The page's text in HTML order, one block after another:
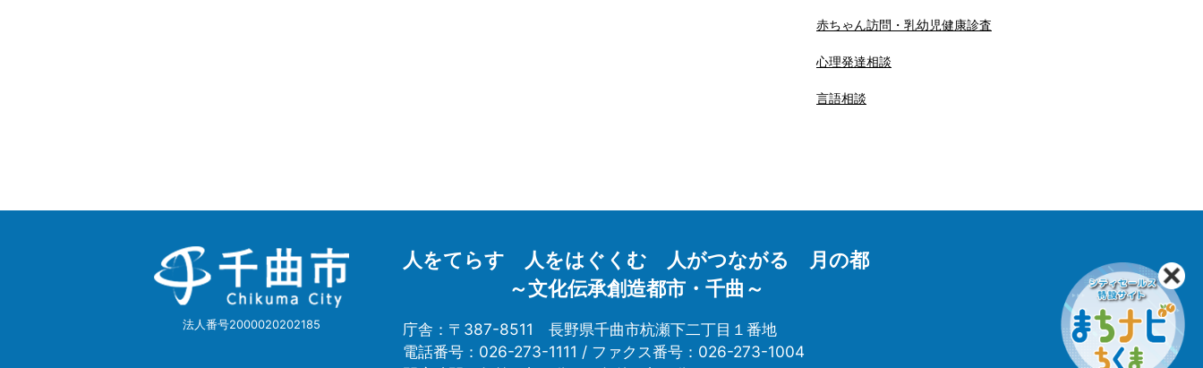
赤ちゃん訪問・乳幼児健康診査
心理発達相談
言語相談
千
曲
市
Chikuma
法人番号2000020202185
人をてらす 人をはぐくむ 人がつながる 月の都
～文化伝承創造都市・千曲～
庁舎：〒387-8511
長野県千曲市杭瀬下二丁目１番地
電話番号：026-273-1111 / ファクス番号：026-273-1004